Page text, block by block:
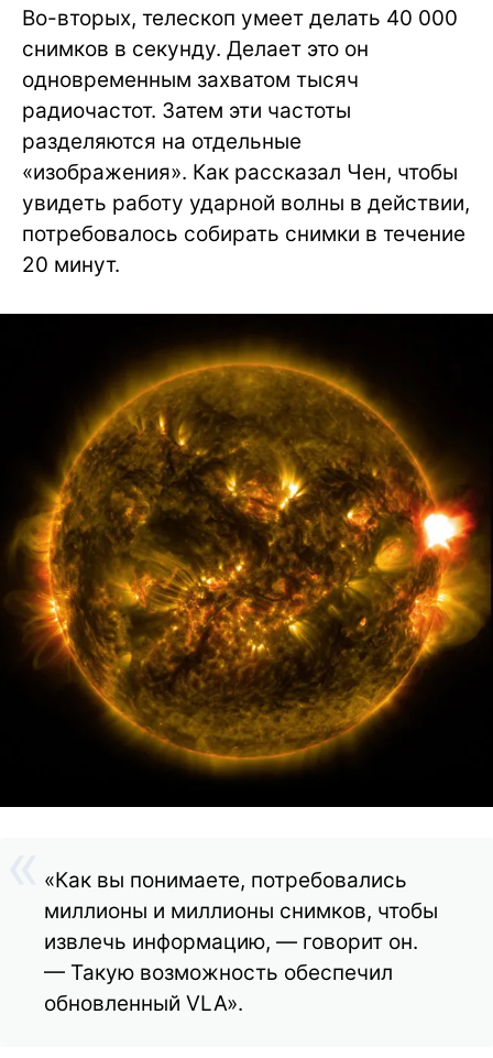
Во-вторых, телескоп умеет делать 40 000
снимков в секунду. Делает это он
одновременным захватом тысяч
радиочастот. Затем эти частоты
разделяются на отдельные
«изображения». Как рассказал Чен, чтобы
увидеть работу ударной волны в действии,
потребовалось собирать снимки в течение
20 минут.
«Как вы понимаете, потребовались
миллионы и миллионы снимков, чтобы
извлечь информацию, — говорит он.
— Такую возможность обеспечил
обновленный VLA».